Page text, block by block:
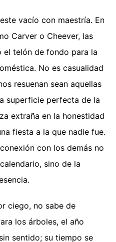
vacío con maestría. En
Carver o Cheever, las
el telón de fondo para la
No es casualidad
resuenan sean aquellas
superficie perfecta de la
extraña en la honestidad
fiesta a la que nadie fue.
con los demás no
sino de la
ciego, no sabe de
los árboles, el año
sentido; su tiempo se